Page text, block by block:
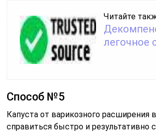
Читайте
легочное
Способ №5
Капуста от варикозного расширения
справиться быстро и результативно